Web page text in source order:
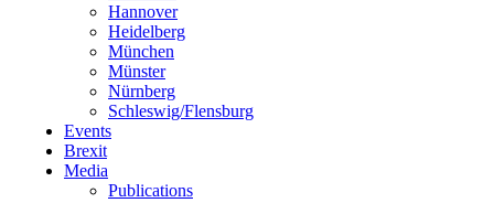
Hannover
Heidelberg
München
Münster
Nürnberg
Schleswig/Flensburg
Events
Brexit
Media
Publications